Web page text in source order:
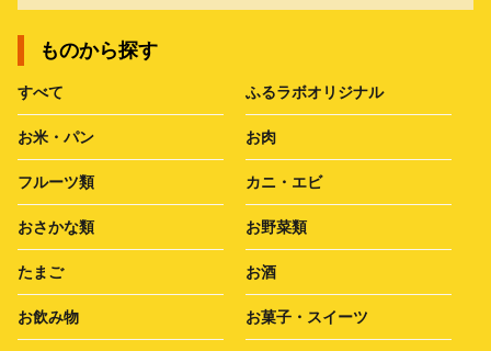
ものから探す
すべて ふるラボオリジナル
お米・パン お肉
フルーツ類 カニ・エビ
おさかな類 お野菜類
たまご お酒
お飲み物 お菓子・スイーツ